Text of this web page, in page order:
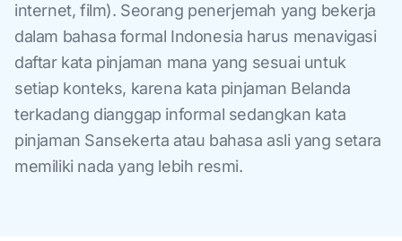
internet, film). Seorang penerjemah yang bekerja
dalam bahasa formal Indonesia harus menavigasi
daftar kata pinjaman mana yang sesuai untuk
setiap konteks, karena kata pinjaman Belanda
terkadang dianggap informal sedangkan kata
pinjaman Sansekerta atau bahasa asli yang setara
memiliki nada yang lebih resmi.